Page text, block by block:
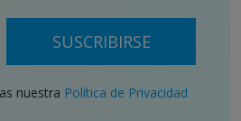
SUSCRIBIRSE
nuestra Política de Privacidad